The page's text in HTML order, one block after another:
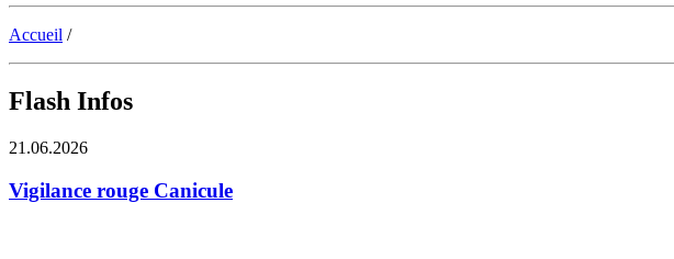
Accueil /
Flash Infos
21.06.2026
Vigilance rouge Canicule